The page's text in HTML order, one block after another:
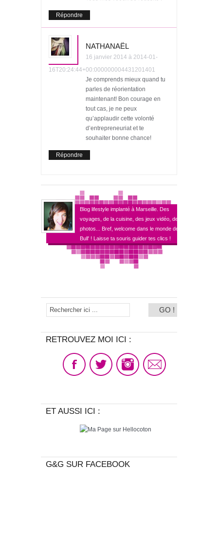
Répondre
NATHANAËL
16 janvier 2014 à 2014-01-
16T20:24:44+00:000000004431201401
Je comprends mieux quand tu
parles de réorientation
maintenant! Bon courage en
tout cas, je ne peux
qu’applaudir cette volonté
d’entrepreneuriat et te
souhaiter bonne chance!
Répondre
Blog lifestyle implanté à Marseille. Des
voyages, de la cuisine, des jeux vidéo, des
photos... Bref, welcome dans le monde de
Bull' ! Laisse ta souris guider tes clics !
RETROUVEZ MOI ICI :
ET AUSSI ICI :
G&G SUR FACEBOOK